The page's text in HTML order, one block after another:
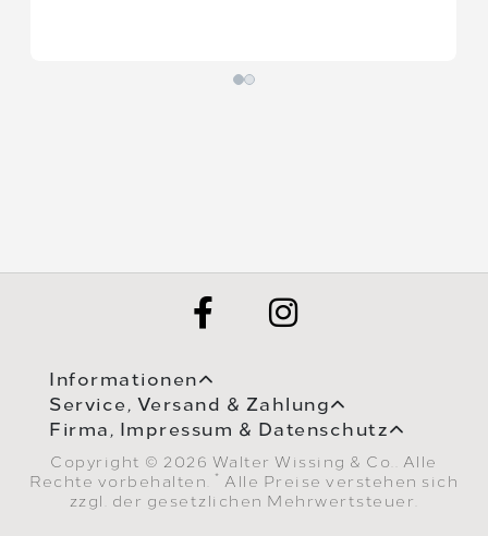
Informationen
Service, Versand & Zahlung
Firma, Impressum & Datenschutz
Copyright © 2026 Walter Wissing & Co.. Alle
Rechte vorbehalten.
* Alle Preise verstehen sich
zzgl. der gesetzlichen Mehrwertsteuer.